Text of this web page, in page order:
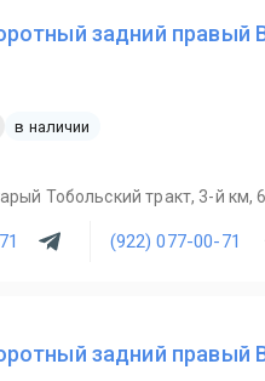
задний правый
в наличии
Тобольский тракт, 3-й км,
(922) 077-00-71
задний правый